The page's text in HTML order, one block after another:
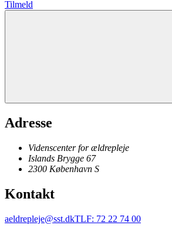
Tilmeld
Adresse
Videnscenter for ældrepleje
Islands Brygge 67
2300 København S
Kontakt
aeldrepleje@sst.dkTLF: 72 22 74 00